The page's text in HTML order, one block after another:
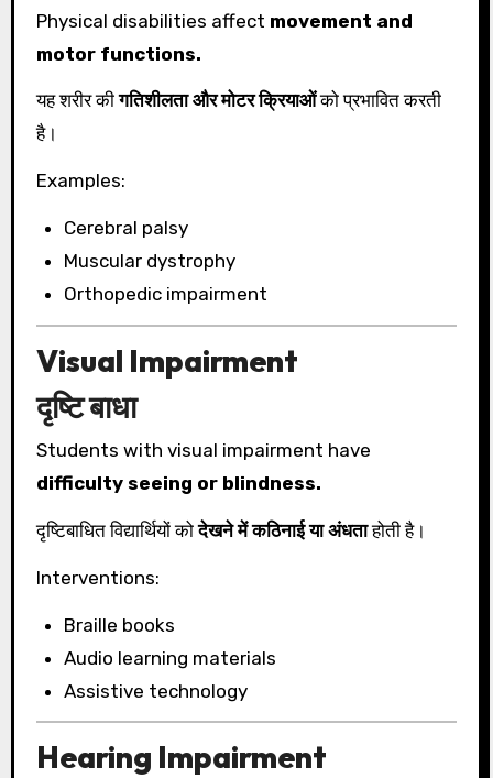
Physical disabilities affect movement and
motor functions.
यह शरीर कीगतिशीलता और मोटर क्रियाओंको प्रभावित करती
है।
Examples:
Cerebral palsy
Muscular dystrophy
Orthopedic impairment
Visual Impairment
दृष्टि बाधा
Students with visual impairment have
difficulty seeing or blindness.
दृष्टिबाधित विद्यार्थियों कोदेखने में कठिनाई या अंधताहोती है।
Interventions:
Braille books
Audio learning materials
Assistive technology
Hearing Impairment